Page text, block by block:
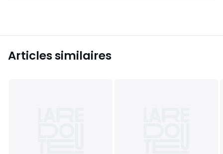
Articles similaires